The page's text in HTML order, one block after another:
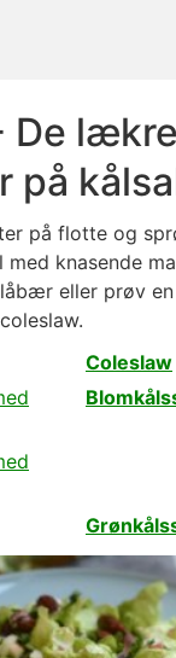
De
på
på flotte og
med knasende
eller prøv
Coleslaw